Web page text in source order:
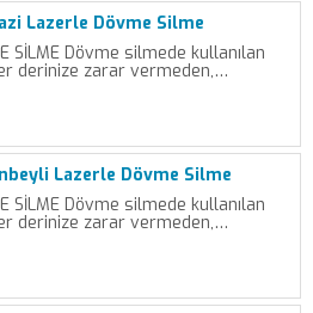
Lazerle Dövme Silme
SİLME Dövme silmede kullanılan
derinize zarar vermeden,…
Lazerle Dövme Silme
SİLME Dövme silmede kullanılan
derinize zarar vermeden,…